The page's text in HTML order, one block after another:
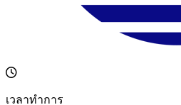
เวลาทำการ